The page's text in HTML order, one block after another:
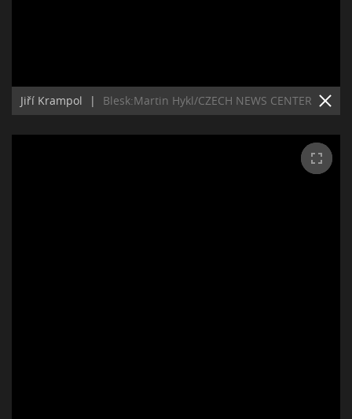
Jiří Krampol | Blesk:Martin Hykl/CZECH NEWS CENTER